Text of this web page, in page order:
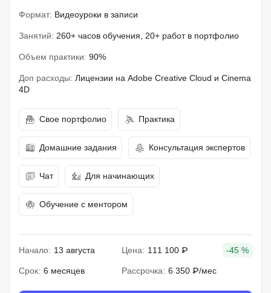
Формат: Видеоуроки в записи
Занятий: 260+ часов обучения, 20+ работ в портфолио
Объем практики: 90%
Доп расходы: Лицензии на Adobe Creative Cloud и Cinema
4D
Свое портфолио Практика
Домашние задания Консультация экспертов
Чат Для начинающих
Обучение с ментором
Начало: 13 августа Цена: 111 100 ₽ -45 %
Срок: 6 месяцев Рассрочка: 6 350 ₽/мес